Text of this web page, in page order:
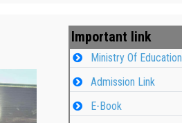
Important link
Ministry Of Education
Admission Link
E-Book